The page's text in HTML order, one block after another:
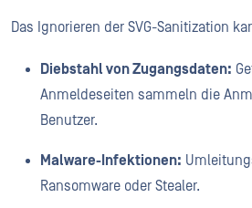
Das Ignorieren der SVG-Sanitization
Diebstahl von Zugangsdaten:
Anmeldeseiten sammeln die
Benutzer.
Malware-Infektionen:
Ransomware oder Stealer.